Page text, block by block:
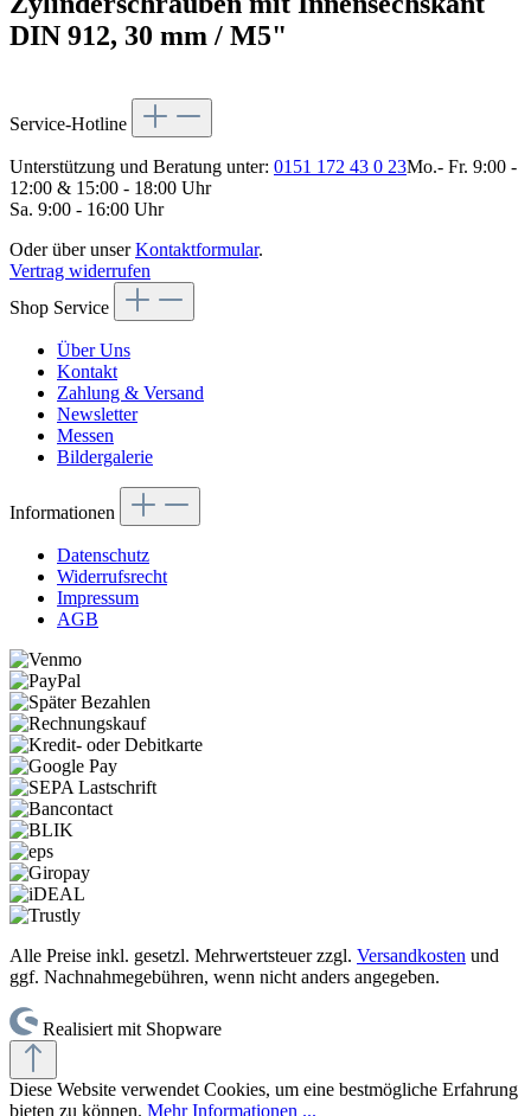
DIN 912, 30 mm / M5"
Service-Hotline
Unterstützung und Beratung unter: 0151 172 43 0 23Mo.- Fr. 9:00 -
12:00 & 15:00 - 18:00 Uhr
Sa. 9:00 - 16:00 Uhr
Oder über unserKontaktformular.
Vertrag widerrufen
Shop Service
Über Uns
Kontakt
Zahlung & Versand
Newsletter
Messen
Bildergalerie
Informationen
Datenschutz
Widerrufsrecht
Impressum
AGB
Alle Preise inkl. gesetzl. Mehrwertsteuer zzgl. Versandkosten und
ggf. Nachnahmegebühren, wenn nicht anders angegeben.
Realisiert mit Shopware
Diese Website verwendet Cookies, um eine bestmögliche Erfahrung
bieten zu können. Mehr Informationen ...